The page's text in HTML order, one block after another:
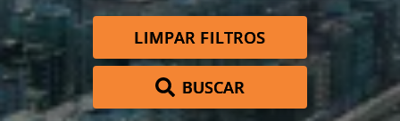
LIMPAR FILTROS
BUSCAR